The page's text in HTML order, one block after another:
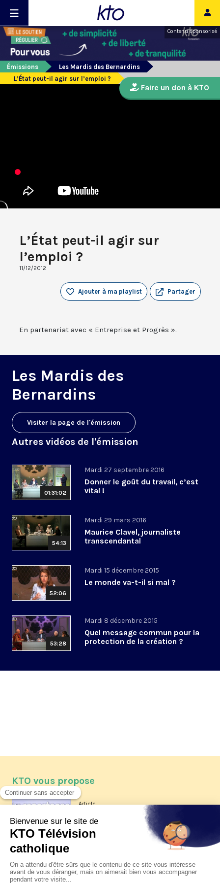
Contenu sponsorisé
Émissions
Les Mardis des Bernardins
L’État peut-il agir sur l’emploi ?
L’État peut-il agir sur
l’emploi ?
11/12/2012
Partager
Ajouter à ma playlist
En partenariat avec « Entreprise et Progrès ».
Les Mardis des
Bernardins
Visiter la page de l'émission
Autres vidéos de l'émission
01:31:02
Mardi 27 septembre 2016
Donner le goût du travail, c’est
vital !
54:13
Mardi 29 mars 2016
Maurice Clavel, journaliste
transcendantal
52:06
Mardi 15 décembre 2015
Le monde va-t-il si mal ?
53:28
Mardi 8 décembre 2015
Quel message commun pour la
protection de la création ?
Faire un don à KTO
KTO vous propose
Article
Les reportages d'été 2026 de KTO
La visite pastorale du pape Léon
XIV à Assise à suivre sur KTO le
jeudi 6 août